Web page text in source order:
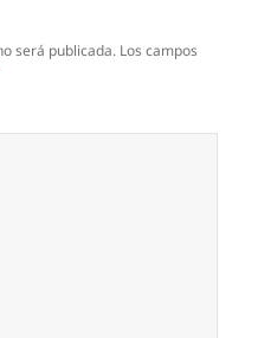
será publicada. Los campos